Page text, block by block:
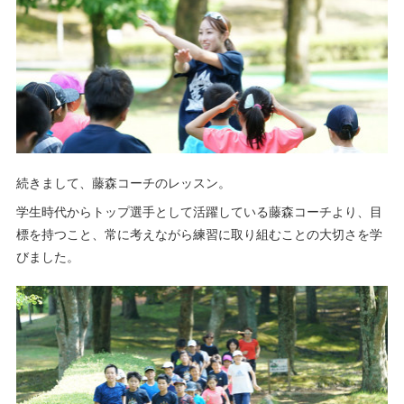
続きまして、藤森コーチのレッスン。
学生時代からトップ選手として活躍している藤森コーチより、目
標を持つこと、常に考えながら練習に取り組むことの大切さを学
びました。